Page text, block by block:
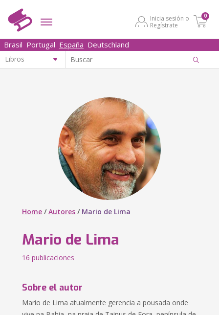
Inicia sesión o
Regístrate
0
Brasil Portugal España Deutschland
Home /Autores / Mario de Lima
Mario de Lima
16 publicaciones
Sobre el autor
Mario de Lima atualmente gerencia a pousada onde